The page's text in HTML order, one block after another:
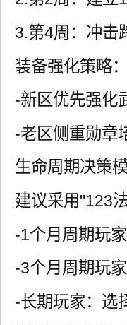
3.第4周：冲击
装备强化策略：
-新区优先强化
-老区侧重勋章
生命周期决策
建议采用"123
-1个月周期玩
-3个月周期玩
-长期玩家：选